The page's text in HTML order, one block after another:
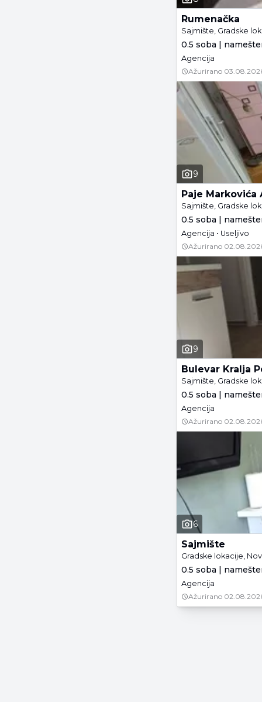
Rumenačka
Sajmište, Gradske
0.5 soba |
Agencija
Ažurirano
9
Paje Markovića
Sajmište, Gradske
0.5 soba |
Agencija • Useljivo
Ažurirano
9
Bulevar Kralja
Sajmište, Gradske
0.5 soba |
Agencija
Ažurirano
6
Sajmište
Gradske lokacije,
0.5 soba |
Agencija
Ažurirano